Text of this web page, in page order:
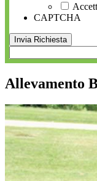
CAPTCHA
Allevamento